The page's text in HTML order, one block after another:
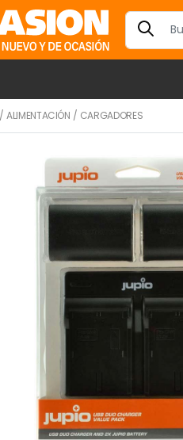
/ALIMENTACIÓN / CARGADORES